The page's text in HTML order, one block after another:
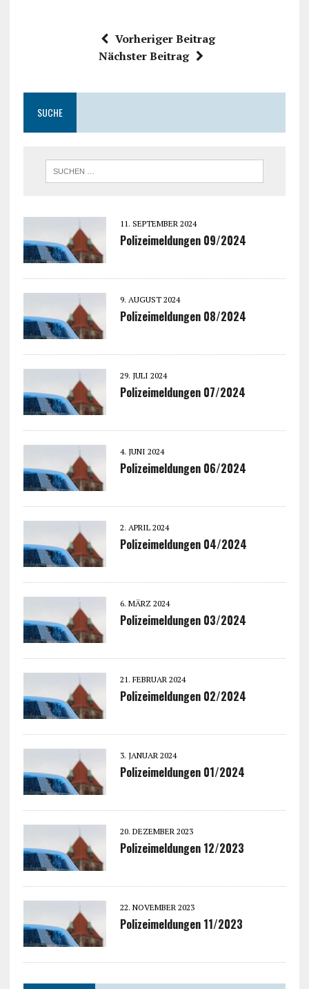
Vorheriger Beitrag
Nächster Beitrag
SUCHE
11. SEPTEMBER 2024
Polizeimeldungen 09/2024
9. AUGUST 2024
Polizeimeldungen 08/2024
29. JULI 2024
Polizeimeldungen 07/2024
4. JUNI 2024
Polizeimeldungen 06/2024
2. APRIL 2024
Polizeimeldungen 04/2024
6. MÄRZ 2024
Polizeimeldungen 03/2024
21. FEBRUAR 2024
Polizeimeldungen 02/2024
3. JANUAR 2024
Polizeimeldungen 01/2024
20. DEZEMBER 2023
Polizeimeldungen 12/2023
22. NOVEMBER 2023
Polizeimeldungen 11/2023